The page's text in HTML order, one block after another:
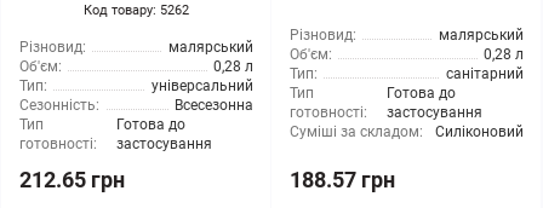
Код товару: 5262
Різновид:
малярський
Об'єм:
0,28 л
Тип:
універсальний
Сезонність:
Всесезонна
Тип
готовності:
Готова до
застосування
212.65 грн
Різновид:
малярський
Об'єм:
0,28 л
Тип:
санітарний
Тип
готовності:
Готова до
застосування
Суміші за складом:
Силіконовий
188.57 грн